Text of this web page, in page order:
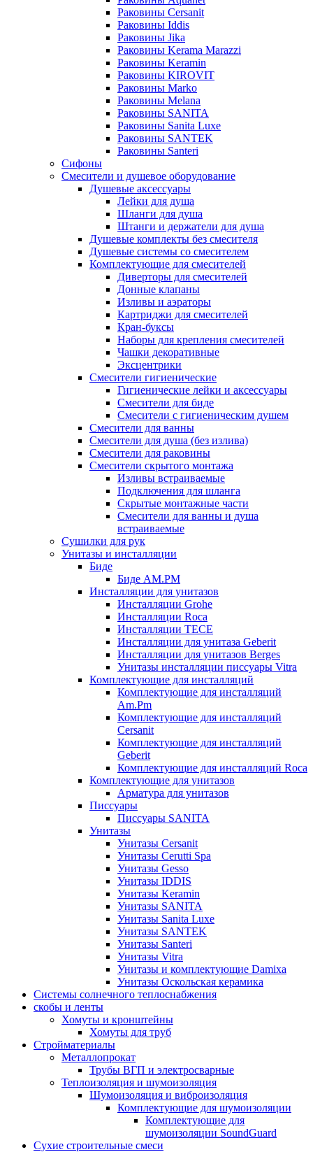
Раковины Cersanit
Раковины Iddis
Раковины Jika
Раковины Kerama Marazzi
Раковины Keramin
Раковины KIROVIT
Раковины Marko
Раковины Melana
Раковины SANITA
Раковины Sanita Luxe
Раковины SANTEK
Раковины Santeri
Сифоны
Смесители и душевое оборудование
Душевые аксессуары
Лейки для душа
Шланги для душа
Штанги и держатели для душа
Душевые комплекты без смесителя
Душевые системы со смесителем
Комплектующие для смесителей
Диверторы для смесителей
Донные клапаны
Изливы и аэраторы
Картриджи для смесителей
Кран-буксы
Наборы для крепления смесителей
Чашки декоративные
Эксцентрики
Смесители гигиенические
Гигиенические лейки и аксессуары
Смесители для биде
Смесители с гигиеническим душем
Смесители для ванны
Смесители для душа (без излива)
Смесители для раковины
Смесители скрытого монтажа
Изливы встраиваемые
Подключения для шланга
Скрытые монтажные части
Смесители для ванны и душа
встраиваемые
Сушилки для рук
Унитазы и инсталляции
Биде
Биде AM.PM
Инсталляции для унитазов
Инсталляции Grohe
Инсталляции Roca
Инсталляции TECE
Инсталляции для унитаза Geberit
Инсталляции для унитазов Berges
Унитазы инсталляции писсуары Vitra
Комплектующие для инсталляций
Комплектующие для инсталляций
Am.Pm
Комплектующие для инсталляций
Cersanit
Комплектующие для инсталляций
Geberit
Комплектующие для инсталляций Roca
Комплектующие для унитазов
Арматура для унитазов
Писсуары
Писсуары SANITA
Унитазы
Унитазы Cersanit
Унитазы Cerutti Spa
Унитазы Gesso
Унитазы IDDIS
Унитазы Keramin
Унитазы SANITA
Унитазы Sanita Luxe
Унитазы SANTEK
Унитазы Santeri
Унитазы Vitra
Унитазы и комплектующие Damixa
Унитазы Оскольская керамика
Системы солнечного теплоснабжения
скобы и ленты
Хомуты и кронштейны
Хомуты для труб
Стройматериалы
Металлопрокат
Трубы ВГП и электросварные
Теплоизоляция и шумоизоляция
Шумоизоляция и виброизоляция
Комплектующие для шумоизоляции
Комплектующие для
шумоизоляции SoundGuard
Сухие строительные смеси